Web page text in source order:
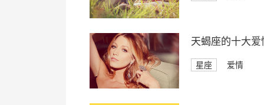
天蝎座的十大爱
星座 爱情